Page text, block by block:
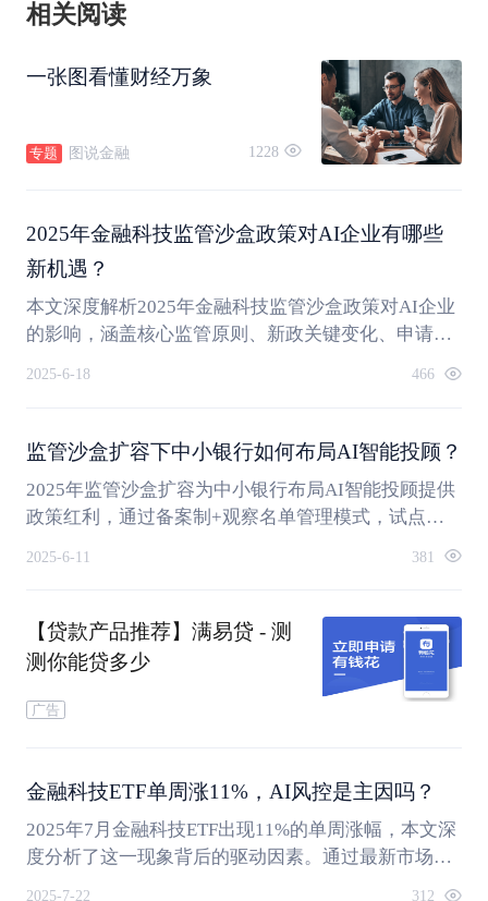
相关阅读
一张图看懂财经万象
专题 图说金融 1228
2025年金融科技监管沙盒政策对AI企业有哪些
新机遇？
本文深度解析2025年金融科技监管沙盒政策对AI企业
的影响，涵盖核心监管原则、新政关键变化、申请流
析北京10大行业标杆场景建设、上海科技保险新政等
协同发展方案，助力AI企业把握政策红利，提升申请
成功率和商业化落地速度。
2025-6-18 466
监管沙盒扩容下中小银行如何布局AI智能投顾？
2025年监管沙盒扩容为中小银行布局AI智能投顾提供
政策红利，通过备案制+观察名单管理模式，试点银
据分散难题，通过API 3.0标准接口、客户360视图和
多模态大模型提升服务效能。SaaS模式将技术投入从
千万级降至百万级，长沙银行等机构创新人才战略突
破金融科技人才瓶颈，最终需通过机制建设、生态构
2025-6-11 381
【贷款产品推荐】满易贷 - 测
测你能贷多少
广告
金融科技ETF单周涨11%，AI风控是主因吗？
2025年7月金融科技ETF出现11%的单周涨幅，本文深
度分析了这一现象背后的驱动因素。通过最新市场数
2025-7-22 312